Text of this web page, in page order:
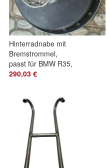
Hinterradnabe mit
Bremstrommel,
passt für BMW R35,
R4, Ersatzteil
290,03 €